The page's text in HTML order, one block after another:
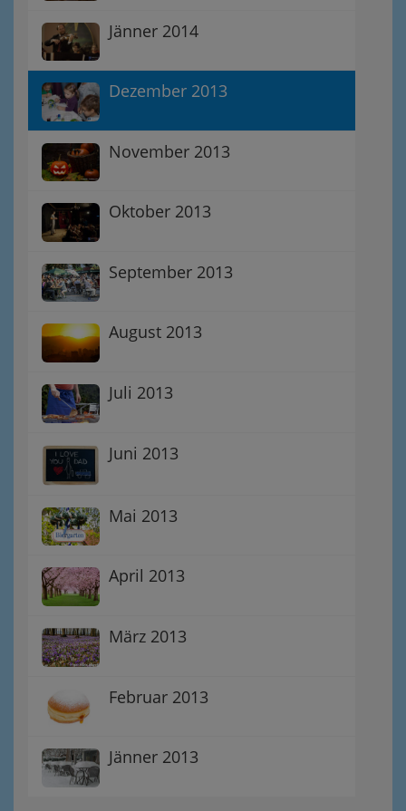
Jänner 2014
Dezember 2013
November 2013
Oktober 2013
September 2013
August 2013
Juli 2013
Juni 2013
Mai 2013
April 2013
März 2013
Februar 2013
Jänner 2013